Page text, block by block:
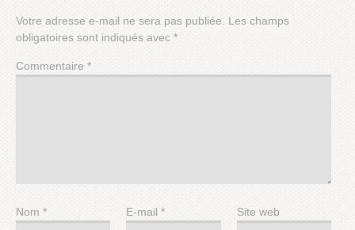
Votre adresse e-mail ne sera pas publiée.
Les champs
obligatoires sont indiqués avec *
Commentaire *
Nom * E-mail* Site web